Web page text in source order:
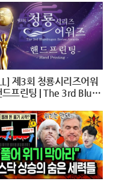
다큐 #shorts #240724저
40분 #KBS1TV
제3회 청룡시리즈어워
드프린팅 | The 3rd Blue
@ 20240625